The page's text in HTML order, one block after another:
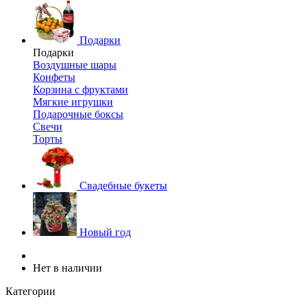
Подарки
Подарки
Воздушные шары
Конфеты
Корзина с фруктами
Мягкие игрушки
Подарочные боксы
Свечи
Торты
Свадебные букеты
Новый год
Нет в наличии
Категории